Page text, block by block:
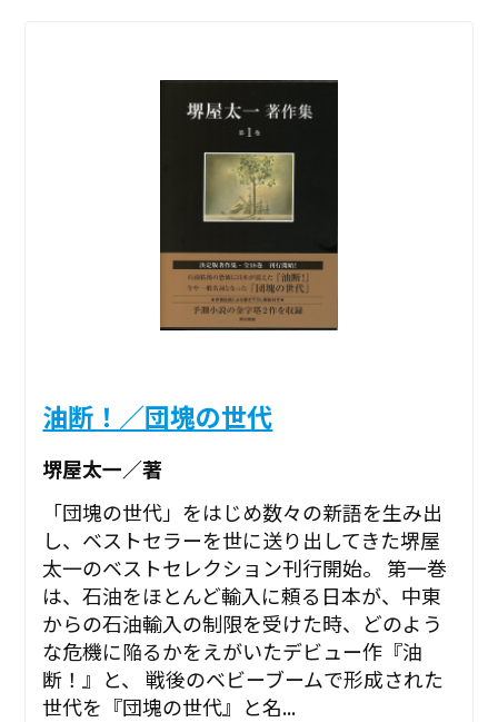
油断！／団塊の世代
堺屋太一／著
「団塊の世代」をはじめ数々の新語を生み出
し、ベストセラーを世に送り出してきた堺屋
太一のベストセレクション刊行開始。 第一巻
は、石油をほとんど輸入に頼る日本が、中東
からの石油輸入の制限を受けた時、どのよう
な危機に陥るかをえがいたデビュー作『油
断！』と、 戦後のベビーブームで形成された
世代を『団塊の世代』と名...